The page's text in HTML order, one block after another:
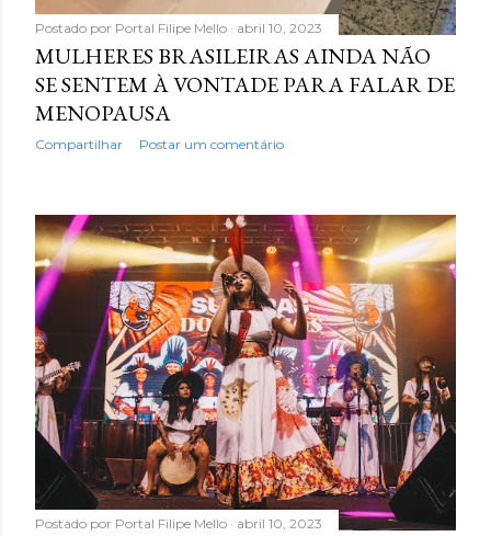
Postado por Portal Filipe Mello abril 10, 2023
MULHERES BRASILEIRAS AINDA NÃO
SE SENTEM À VONTADE PARA FALAR DE
MENOPAUSA
Compartilhar Postar um comentário
Postado por Portal Filipe Mello abril 10, 2023